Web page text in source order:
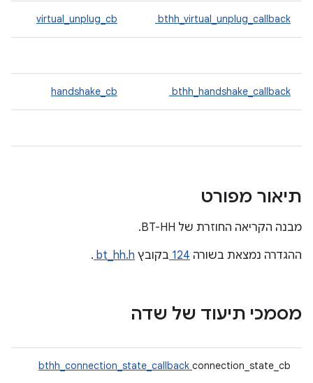
bthh_virtual_unplug_callback
virtual_unplug_cb
bthh_handshake_callback
handshake_cb
תיאור מפורט
מבנה הקריאה החוזרת של BT-HH.
ההגדרה נמצאת בשורה 124 בקובץ bt_hh.h
.
מסמכי תיעוד של שדה
bthh_connection_state_callback connection_state_cb